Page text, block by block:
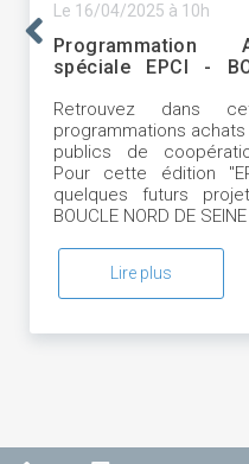
Le 16/04/2025 à 10h
Programmation
spéciale EPCI -
Retrouvez dans
programmations
publics de
Pour cette édition
quelques futurs
BOUCLE NORD DE SEINE
Lire plus